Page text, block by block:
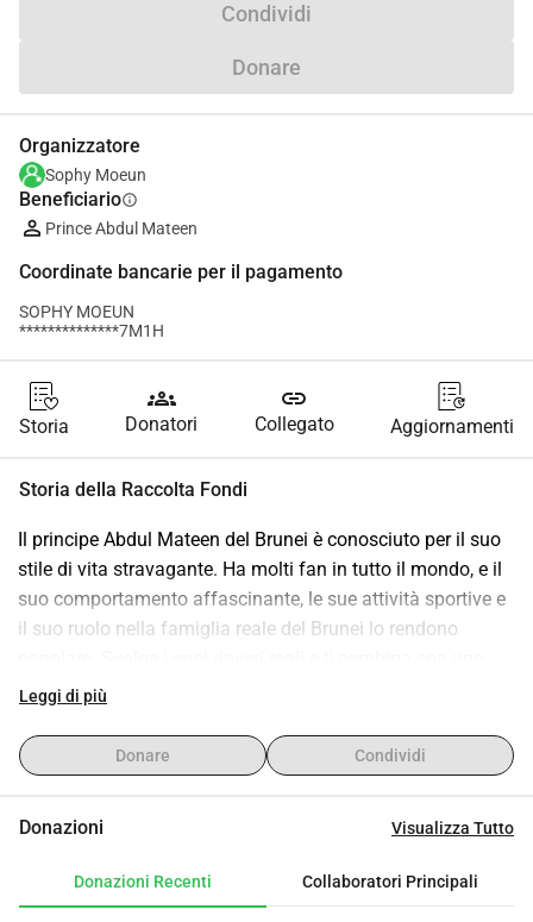
Condividi
Donare
Organizzatore
Sophy Moeun
Beneficiarioinfo
Prince Abdul Mateen
Coordinate bancarie per il pagamento
SOPHY MOEUN
**************7M1H
Storia
groups
Donatori
link
Collegato Aggiornamenti
Storia della Raccolta Fondi
Il principe Abdul Mateen del Brunei è conosciuto per il suo
stile di vita stravagante. Ha molti fan in tutto il mondo, e il
suo comportamento affascinante, le sue attività sportive e
il suo ruolo nella famiglia reale del Brunei lo rendono
stile di vita moderno.
desidera ardentemente è fare ciò che vuole, essere libero di
prendere le proprie decisioni e acquisire nuove esperienze.
nuove amicizie. Tuttavia, questo richiede che si regga in
Leggi di più
Donare Condividi
Donazioni Visualizza Tutto
Donazioni Recenti Collaboratori Principali